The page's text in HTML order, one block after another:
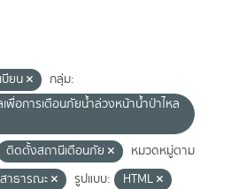
บียน
กลุ่ม:
พื่อการเตือนภัยน้ำล่วงหน้าน้ำป่าไหล
ติดตั้งสถานีเตือนภัย
หมวดหมู่ตาม
าธารณะ รูปแบบ:
HTML